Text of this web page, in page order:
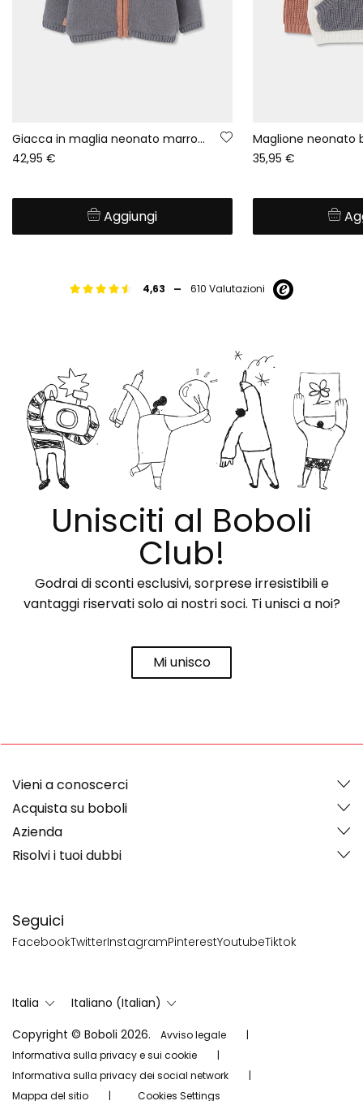
Giacca in maglia neonato marrone a righe con cappuccio
42,95 €
Aggiungi
35,95 €
4,63 - 610 Valutazioni
Unisciti al Boboli
Club!
Godrai di sconti esclusivi, sorprese irresistibili e
vantaggi riservati solo ai nostri soci. Ti unisci a noi?
Mi unisco
Seguici
FacebookTwitterInstagramPinterestYoutubeTiktok
Vieni a conoscerci
Acquista su boboli
Azienda
Risolvi i tuoi dubbi
Italia
Italiano (Italian)
Copyright © Boboli 2026.
Avviso legale
Informativa sulla privacy e sui cookie
Informativa sulla privacy dei social network
Mappa del sitio
Cookies Settings